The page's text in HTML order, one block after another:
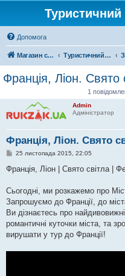
Допомога
Магазин спорядження Туристичний форум «Рюкзак»
Франція, Ліон. Свято
1
Admin
Адміністратор
Франція, Ліон. Свято
П
в
і
о
л
е
н
я
25 листопада 2015, 22:05
Франція, Ліон | Свято світла |
Сьогодні, ми розкажемо про
Запрошуємо до Франції, до
Ви дізнаєтесь про
романтичні куточки міста, та
вирушати у тур до Франції!